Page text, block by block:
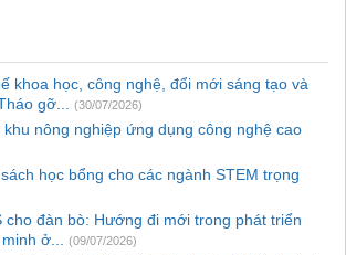
khoa học, công nghệ, đổi mới sáng tạo và
gỡ... (30/07/2026)
nông nghiệp ứng dụng công nghệ cao
học bổng cho các ngành STEM trọng
cho đàn bò: Hướng đi mới trong phát triển
ở... (09/07/2026)